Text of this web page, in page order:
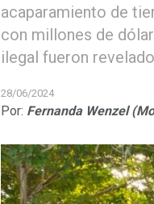
acaparamiento de
con millones de
ilegal fueron
28/06/2024
Por: Fernanda Wenzel